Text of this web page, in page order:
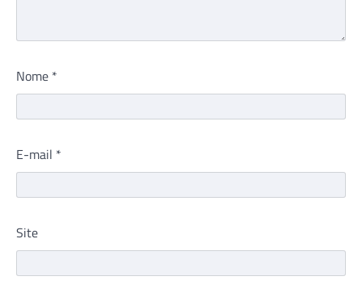
Nome *
E-mail *
Site